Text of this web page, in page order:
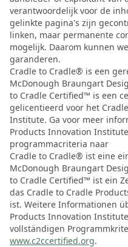
verantwoordelijk voor de
gelinkte pagina's zijn
linken, maar permanente
mogelijk. Daarom kunnen
garanderen.
Cradle to Cradle® is een
McDonough Braungart
to Cradle Certified™ is een
gelicentieerd voor het
Institute. Ga voor meer
Products Innovation
programmacriteria naar
Cradle to Cradle® ist eine
McDonough Braungart
to Cradle Certified™ ist ein
das Cradle to Cradle
ist. Weitere Informationen
Products Innovation
vollständigen
www.c2ccertified.org.